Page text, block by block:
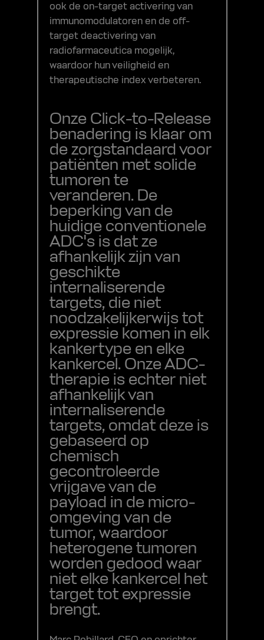
ook de on-target activering van
immunomodulatoren en de off-
target deactivering van
radiofarmaceutica mogelijk,
waardoor hun veiligheid en
therapeutische index verbeteren.
Onze Click-to-Release
benadering is klaar om
de zorgstandaard voor
patiënten met solide
tumoren te
veranderen. De
beperking van de
huidige conventionele
ADC's is dat ze
afhankelijk zijn van
geschikte
internaliserende
targets, die niet
noodzakelijkerwijs tot
expressie komen in elk
kankertype en elke
kankercel. Onze ADC-
therapie is echter niet
afhankelijk van
internaliserende
targets, omdat deze is
gebaseerd op
chemisch
gecontroleerde
vrijgave van de
payload in de micro-
omgeving van de
tumor, waardoor
heterogene tumoren
worden gedood waar
niet elke kankercel het
target tot expressie
brengt.